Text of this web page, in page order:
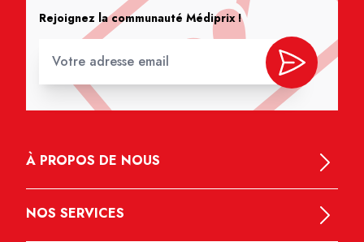
Rejoignez la communauté Médiprix !
À PROPOS DE NOUS
NOS SERVICES